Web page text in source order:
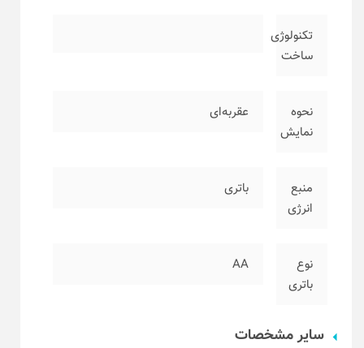
تکنولوژی
ساخت
نحوه
نمایش
عقربه‌ای
منبع
انرژی
باتری
نوع
باتری
AA
سایر مشخصات